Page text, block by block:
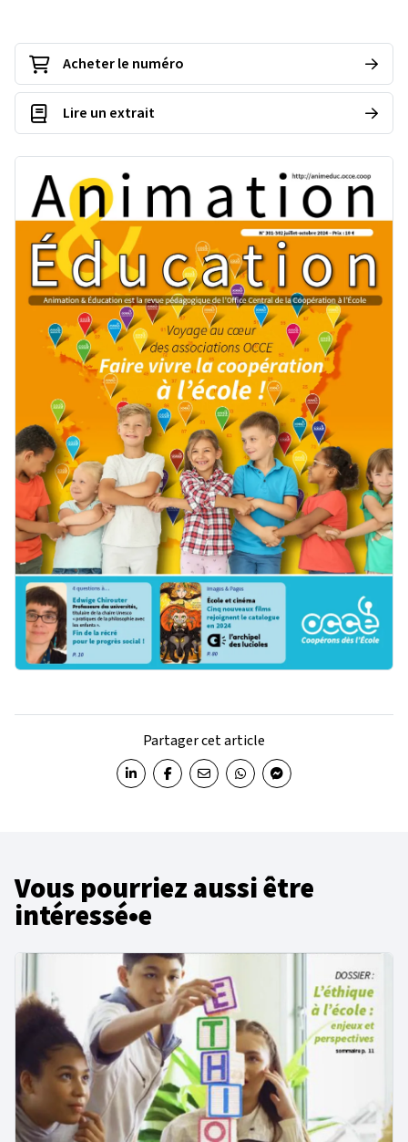
Acheter le numéro
Lire un extrait
Partager cet article
Partager sur LinkedIn
Partager sur Facebook
Partager par email
Partager sur WhatsApp
Partager sur Messenger
Vous pourriez aussi être
intéressé•e